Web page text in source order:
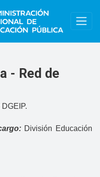
- Red de
DGEIP.
División Educación